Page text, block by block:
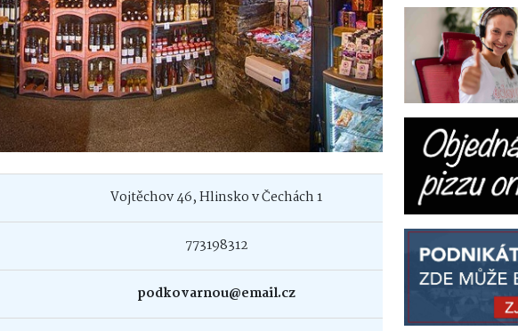
Vojtěchov 46, Hlinsko v Čechách 1
773198312
podkovarnou@email.cz